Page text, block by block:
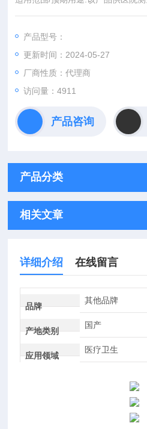
产品型号：
更新时间：2024-05-27
厂商性质：代理商
访问量：4911
产品咨询
产品分类
相关文章
详细介绍 在线留言
品牌
其他品牌
产地类别
国产
应用领域
医疗卫生